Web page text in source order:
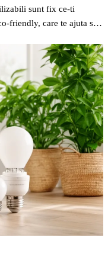
sunt fix ce-ti
friendly, care te ajuta sa
la un mediu mai
luna, ci golesti,